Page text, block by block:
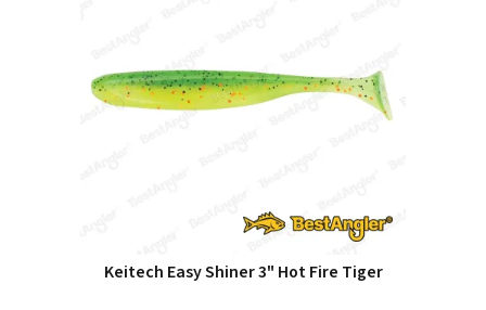
Keitech Easy Shiner 3" Hot Fire Tiger